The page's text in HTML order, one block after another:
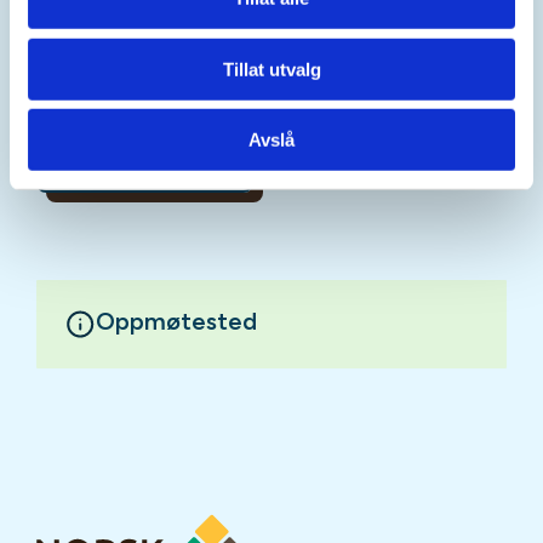
Tillat utvalg
Avslå
Lyse etter storørreten:Vi vil også ta en liten tur
nedenfor klubbhuset (10 meter) der vi lyser etter
storørreten i Spjelkavikelva, en spennende
naturopplevelse ut i det fri!
Oppmøtested